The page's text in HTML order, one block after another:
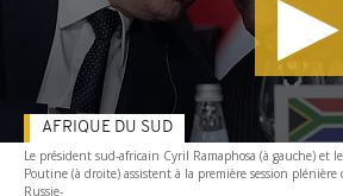
Le président sud-africain Cyril Ramaphosa (à gauche) et
Poutine (à droite) assistent à la première session plénière
Russie-
AFRIQUE DU SUD